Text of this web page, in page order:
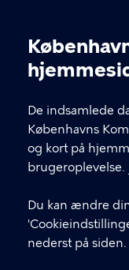
De indsamlede
Københavns
og kort på
brugeroplevelse.
Du kan ændre
nederst på siden.
28 11 94 54
EAN nr.
LINKS
Send mail
Facebook
Instagram